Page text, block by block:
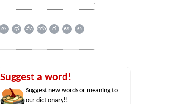
బ భ మ య ర ఱ
ల
Suggest a word!
Suggest new words or meaning to
our dictionary!!